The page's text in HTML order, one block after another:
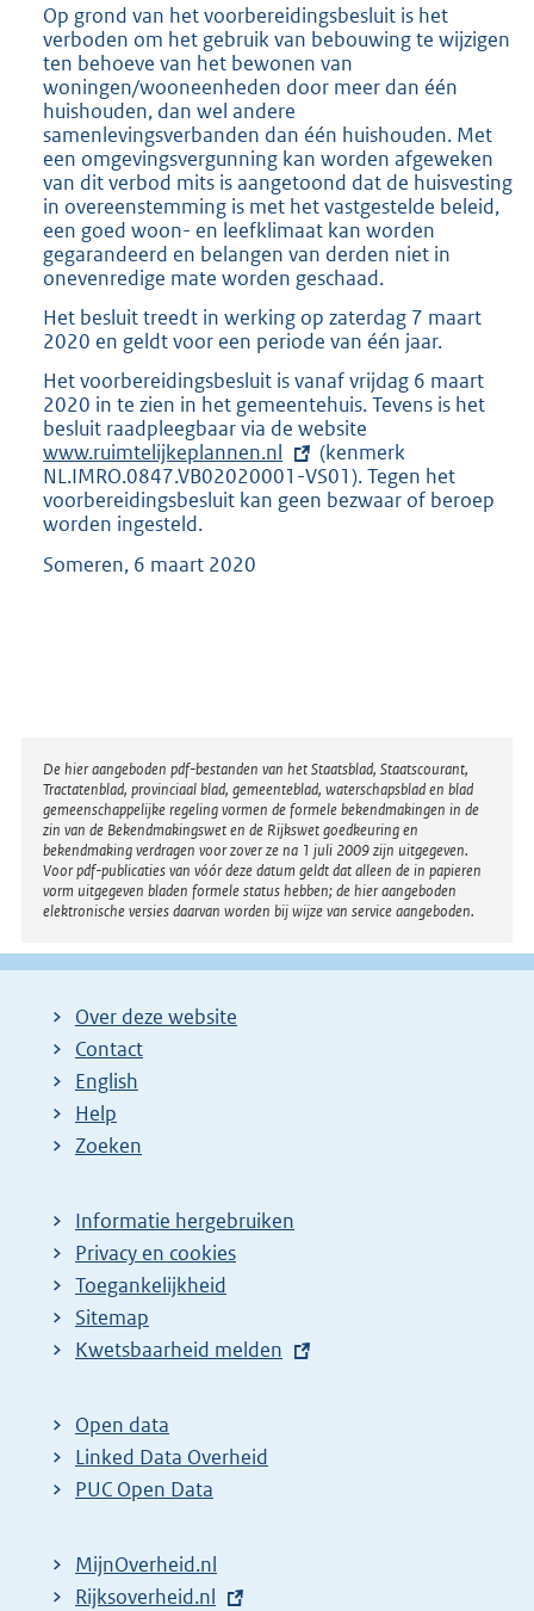
Op grond van het voorbereidingsbesluit is het
verboden om het gebruik van bebouwing te wijzigen
ten behoeve van het bewonen van
woningen/wooneenheden door meer dan één
huishouden, dan wel andere
samenlevingsverbanden dan één huishouden. Met
een omgevingsvergunning kan worden afgeweken
van dit verbod mits is aangetoond dat de huisvesting
in overeenstemming is met het vastgestelde beleid,
een goed woon- en leefklimaat kan worden
gegarandeerd en belangen van derden niet in
onevenredige mate worden geschaad.
Het besluit treedt in werking op zaterdag 7 maart
2020 en geldt voor een periode van één jaar.
Het voorbereidingsbesluit is vanaf vrijdag 6 maart
2020 in te zien in het gemeentehuis. Tevens is het
besluit raadpleegbaar via de website
x
t
e
www.ruimtelijkeplannen.nl
(kenmerk
NL.IMRO.0847.VB02020001-VS01). Tegen het
voorbereidingsbesluit kan geen bezwaar of beroep
worden ingesteld.
Someren, 6 maart 2020
Disclaimer
De hier aangeboden pdf-bestanden van het Staatsblad, Staatscourant,
Tractatenblad, provinciaal blad, gemeenteblad, waterschapsblad en blad
gemeenschappelijke regeling vormen de formele bekendmakingen in de
zin van de Bekendmakingswet en de Rijkswet goedkeuring en
bekendmaking verdragen voor zover ze na 1 juli 2009 zijn uitgegeven.
Voor pdf-publicaties van vóór deze datum geldt dat alleen de in papieren
vorm uitgegeven bladen formele status hebben; de hier aangeboden
elektronische versies daarvan worden bij wijze van service aangeboden.
Over deze website
Contact
English
Help
Zoeken
Informatie hergebruiken
Privacy en cookies
Toegankelijkheid
Sitemap
E
t
e
r
l
Kwetsbaarheid melden
Open data
Linked Data Overheid
PUC Open Data
MijnOverheid.nl
E
Rijksoverheid.nl